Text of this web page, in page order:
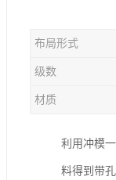
布局形式
级数
材质
利用冲模
料得到带